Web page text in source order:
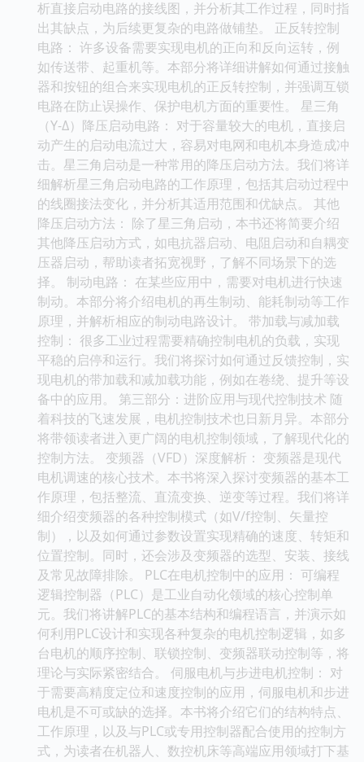
析直接启动电路的接线图，并分析其工作过程，同时指
出其缺点，为后续更复杂的电路做铺垫。 正反转控制
电路： 许多设备需要实现电机的正向和反向运转，例
如传送带、起重机等。本部分将详细讲解如何通过接触
器和按钮的组合来实现电机的正反转控制，并强调互锁
电路在防止误操作、保护电机方面的重要性。 星三角
（Y-Δ）降压启动电路： 对于容量较大的电机，直接启
动产生的启动电流过大，容易对电网和电机本身造成冲
击。星三角启动是一种常用的降压启动方法。我们将详
细解析星三角启动电路的工作原理，包括其启动过程中
的线圈接法变化，并分析其适用范围和优缺点。 其他
降压启动方法： 除了星三角启动，本书还将简要介绍
其他降压启动方式，如电抗器启动、电阻启动和自耦变
压器启动，帮助读者拓宽视野，了解不同场景下的选
择。 制动电路： 在某些应用中，需要对电机进行快速
制动。本部分将介绍电机的再生制动、能耗制动等工作
原理，并解析相应的制动电路设计。 带加载与减加载
控制： 很多工业过程需要精确控制电机的负载，实现
平稳的启停和运行。我们将探讨如何通过反馈控制，实
现电机的带加载和减加载功能，例如在卷绕、提升等设
备中的应用。 第三部分：进阶应用与现代控制技术 随
着科技的飞速发展，电机控制技术也日新月异。本部分
将带领读者进入更广阔的电机控制领域，了解现代化的
控制方法。 变频器（VFD）深度解析： 变频器是现代
电机调速的核心技术。本书将深入探讨变频器的基本工
作原理，包括整流、直流变换、逆变等过程。我们将详
细介绍变频器的各种控制模式（如V/f控制、矢量控
制），以及如何通过参数设置实现精确的速度、转矩和
位置控制。同时，还会涉及变频器的选型、安装、接线
及常见故障排除。 PLC在电机控制中的应用： 可编程
逻辑控制器（PLC）是工业自动化领域的核心控制单
元。我们将讲解PLC的基本结构和编程语言，并演示如
何利用PLC设计和实现各种复杂的电机控制逻辑，如多
台电机的顺序控制、联锁控制、变频器联动控制等，将
理论与实际紧密结合。 伺服电机与步进电机控制： 对
于需要高精度定位和速度控制的应用，伺服电机和步进
电机是不可或缺的选择。本书将介绍它们的结构特点、
工作原理，以及与PLC或专用控制器配合使用的控制方
式，为读者在机器人、数控机床等高端应用领域打下基